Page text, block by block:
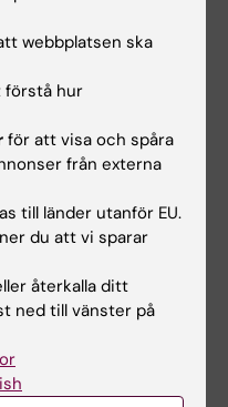
varandra, ta en fika
KI-ryggsäcken.
Läkarprogrammet
webbplatsen ska
förstå hur
för att visa och spåra
från externa
till länder utanför EU.
du att vi sparar
återkalla ditt
ned till vänster på